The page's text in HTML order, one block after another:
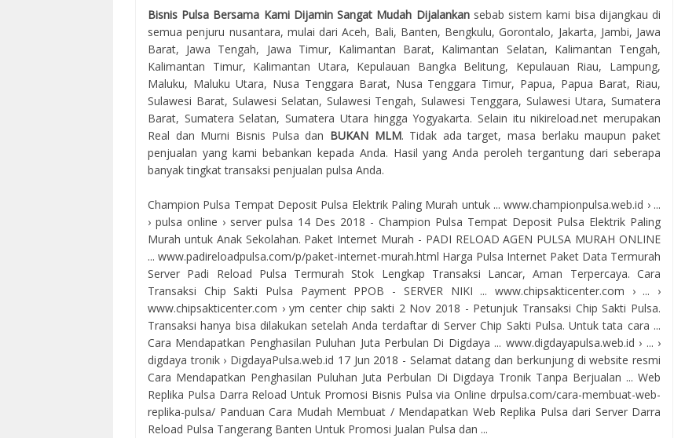
Bisnis Pulsa Bersama Kami Dijamin Sangat Mudah Dijalankansebab sistem kami bisa dijangkau di
semua penjuru nusantara, mulai dari Aceh, Bali, Banten, Bengkulu, Gorontalo, Jakarta, Jambi, Jawa
Barat, Jawa Tengah, Jawa Timur, Kalimantan Barat, Kalimantan Selatan, Kalimantan Tengah,
Kalimantan Timur, Kalimantan Utara, Kepulauan Bangka Belitung, Kepulauan Riau, Lampung,
Maluku, Maluku Utara, Nusa Tenggara Barat, Nusa Tenggara Timur, Papua, Papua Barat, Riau,
Sulawesi Barat, Sulawesi Selatan, Sulawesi Tengah, Sulawesi Tenggara, Sulawesi Utara, Sumatera
Barat, Sumatera Selatan, Sumatera Utara hingga Yogyakarta. Selain itu nikireload.net merupakan
Real dan Murni Bisnis Pulsa dan BUKAN MLM. Tidak ada target, masa berlaku maupun paket
penjualan yang kami bebankan kepada Anda. Hasil yang Anda peroleh tergantung dari seberapa
banyak tingkat transaksi penjualan pulsa Anda.
Champion Pulsa Tempat Deposit Pulsa Elektrik Paling Murah untuk ... www.championpulsa.web.id › ...
› pulsa online › server pulsa 14 Des 2018 - Champion Pulsa Tempat Deposit Pulsa Elektrik Paling
Murah untuk Anak Sekolahan. Paket Internet Murah - PADI RELOAD AGEN PULSA MURAH ONLINE
... www.padireloadpulsa.com/p/paket-internet-murah.html Harga Pulsa Internet Paket Data Termurah
Server Padi Reload Pulsa Termurah Stok Lengkap Transaksi Lancar, Aman Terpercaya. Cara
Transaksi Chip Sakti Pulsa Payment PPOB - SERVER NIKI ... www.chipsakticenter.com › ... ›
www.chipsakticenter.com › ym center chip sakti 2 Nov 2018 - Petunjuk Transaksi Chip Sakti Pulsa.
Transaksi hanya bisa dilakukan setelah Anda terdaftar di Server Chip Sakti Pulsa. Untuk tata cara ...
Cara Mendapatkan Penghasilan Puluhan Juta Perbulan Di Digdaya ... www.digdayapulsa.web.id › ... ›
digdaya tronik › DigdayaPulsa.web.id 17 Jun 2018 - Selamat datang dan berkunjung di website resmi
Cara Mendapatkan Penghasilan Puluhan Juta Perbulan Di Digdaya Tronik Tanpa Berjualan ... Web
Replika Pulsa Darra Reload Untuk Promosi Bisnis Pulsa via Online drpulsa.com/cara-membuat-web-
replika-pulsa/ Panduan Cara Mudah Membuat / Mendapatkan Web Replika Pulsa dari Server Darra
Reload Pulsa Tangerang Banten Untuk Promosi Jualan Pulsa dan ...